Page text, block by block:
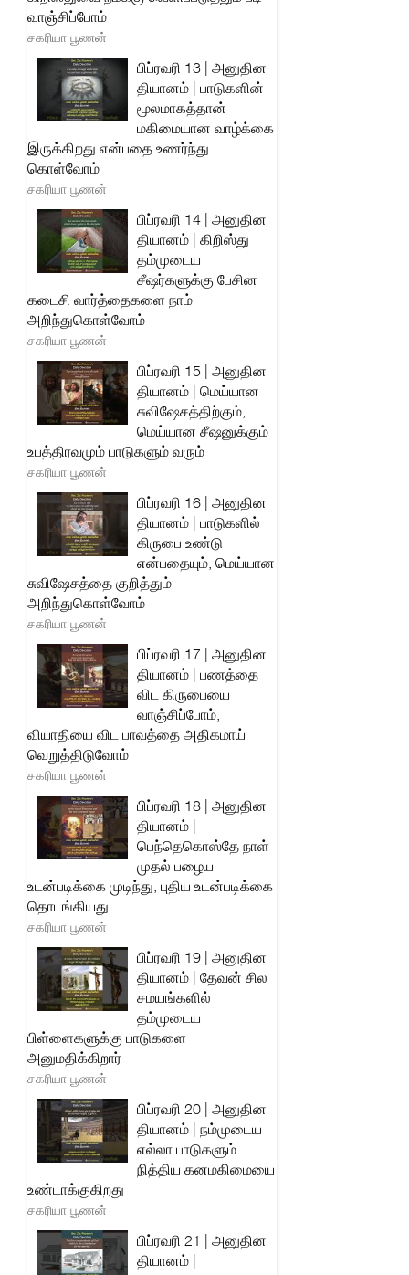
வாஞ்சிப்போம்
சகரியா பூணன்
பிப்ரவரி 13 | அனுதின
தியானம் | பாடுகளின்
மூலமாகத்தான்
மகிமையான வாழ்க்கை
இருக்கிறது என்பதை உணர்ந்து
கொள்வோம்
சகரியா பூணன்
பிப்ரவரி 14 | அனுதின
தியானம் | கிறிஸ்து
தம்முடைய
சீஷர்களுக்கு பேசின
கடைசி வார்த்தைகளை நாம்
அறிந்துகொள்வோம்
சகரியா பூணன்
பிப்ரவரி 15 | அனுதின
தியானம் | மெய்யான
சுவிஷேசத்திற்கும்,
மெய்யான சீஷனுக்கும்
உபத்திரவமும் பாடுகளும் வரும்
சகரியா பூணன்
பிப்ரவரி 16 | அனுதின
தியானம் | பாடுகளில்
கிருபை உண்டு
என்பதையும், மெய்யான
சுவிஷேசத்தை குறித்தும்
அறிந்துகொள்வோம்
சகரியா பூணன்
பிப்ரவரி 17 | அனுதின
தியானம் | பணத்தை
விட கிருபையை
வாஞ்சிப்போம்,
வியாதியை விட பாவத்தை அதிகமாய்
வெறுத்திடுவோம்
சகரியா பூணன்
பிப்ரவரி 18 | அனுதின
தியானம் |
பெந்தெகொஸ்தே நாள்
முதல் பழைய
உடன்படிக்கை முடிந்து, புதிய உடன்படிக்கை
தொடங்கியது
சகரியா பூணன்
பிப்ரவரி 19 | அனுதின
தியானம் | தேவன் சில
சமயங்களில்
தம்முடைய
பிள்ளைகளுக்கு பாடுகளை
அனுமதிக்கிறார்
சகரியா பூணன்
பிப்ரவரி 20 | அனுதின
தியானம் | நம்முடைய
எல்லா பாடுகளும்
நித்திய கனமகிமையை
உண்டாக்குகிறது
சகரியா பூணன்
பிப்ரவரி 21 | அனுதின
தியானம் |